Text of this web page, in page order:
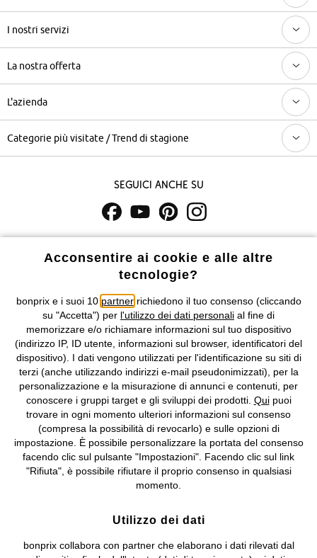
I nostri servizi
La nostra offerta
L'azienda
Categorie più visitate / Trend di stagione
Seguici anche su
costi di servizio.
Condizioni di vendita
Informativa privacy e cookie Gestione dei cookie
Informazioni legali Diritto di recesso
©2026 bonprix.Tutti i diritti riservati.
bonprix S.r.l. con socio unico, sede legale: via Adua 33 - 13855
Valdengo (BI) C.F. 01510910027 - P.I. 01939830020, Reg. Imprese di
Biella n. 01510910027, R.E.A. BI - 171345, N. Reg. Pile:
IT09060P00000858, N. Reg. AEE: IT08020000002105 Capitale
Sociale: euro 1.000.000 i.v, Società soggetta all'attività di direzione
e coordinamento di bonprix Beteiligungs -Verwaltungsgesellschaft
mbH.
Acconsentire ai cookie e alle altre
tecnologie?
bonprix e i suoi 10 partnerrichiedono il tuo consenso (cliccando
su "Accetta") per l'utilizzo dei dati personali al fine di
memorizzare e/o richiamare informazioni sul tuo dispositivo
(indirizzo IP, ID utente, informazioni sul browser, identificatori del
dispositivo). I dati vengono utilizzati per l'identificazione su siti di
terzi (anche utilizzando indirizzi e-mail pseudonimizzati), per la
personalizzazione e la misurazione di annunci e contenuti, per
conoscere i gruppi target e gli sviluppi dei prodotti. Quipuoi
trovare in ogni momento ulteriori informazioni sul consenso
(compresa la possibilità di revocarlo) e sulle opzioni di
impostazione. È possibile personalizzare la portata del consenso
facendo clic sul pulsante "Impostazioni". Facendo clic sul link
"Rifiuta", è possibile rifiutare il proprio consenso in qualsiasi
momento.
Utilizzo dei dati
bonprix collabora con partner che elaborano i dati rilevati dal